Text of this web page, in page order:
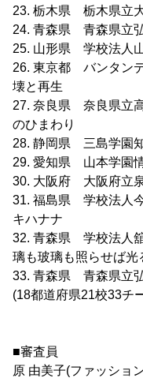
23. 栃木県 栃木県立
24. 青森県 青森県立
25. 山形県 学校法人
26. 東京都 バンタン
壊と再生
27. 奈良県 奈良県立
のひまわり
28. 静岡県 三島学園
29. 愛知県 山本学園
30. 大阪府 大阪府立
31. 福島県 学校法人
キハナナ
32. 青森県 学校法人
璃も玻璃も照らせば光
33. 青森県 青森県立
(18都道府県21校33チ
■審査員
原 由美子(ファッショ